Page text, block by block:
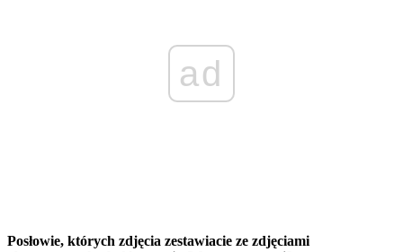
ad
Posłowie, których zdjęcia zestawiacie ze zdjęciami